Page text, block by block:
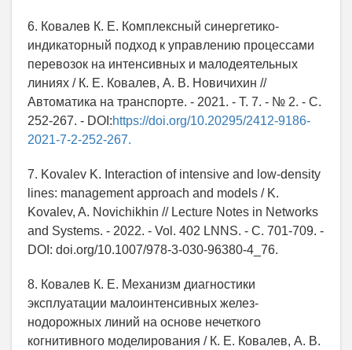
6. Ковалев К. Е. Комплексный синергетико-
индикаторный подход к управлению процессами
перевозок на интенсивных и малодеятельных
линиях / К. Е. Ковалев, А. В. Новичихин //
Автоматика на транспорте. - 2021. - Т. 7. - № 2. - С.
252-267. - DOI:https://doi.org/10.20295/2412-9186-
2021-7-2-252-267.
7. Kovalev K. Interaction of intensive and low-density
lines: management approach and models / K.
Kovalev, A. Novichikhin // Lecture Notes in Networks
and Systems. - 2022. - Vol. 402 LNNS. - С. 701-709. -
DOI: doi.org/10.1007/978-3-030-96380-4_76.
8. Ковалев К. Е. Механизм диагностики
эксплуатации малоинтенсивных желез-
нодорожных линий на основе нечеткого
когнитивного моделирования / К. Е. Ковалев, А. В.